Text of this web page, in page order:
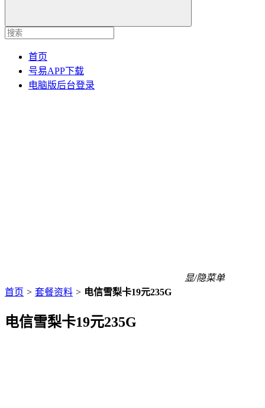
首页
号易APP下载
电脑版后台登录
显/隐菜单
首页 > 套餐资料 > 电信雪梨卡19元235G
电信雪梨卡19元235G